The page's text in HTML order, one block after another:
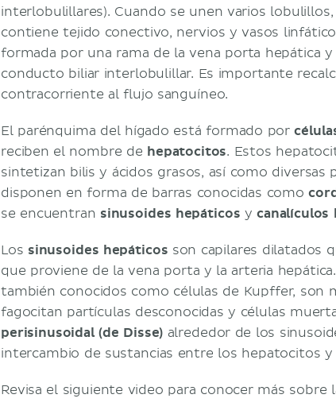
interlobulillares). Cuando se unen varios
contiene tejido conectivo, nervios y vasos
formada por una rama de la vena porta hepática
conducto biliar interlobulillar. Es importante
contracorriente al flujo sanguíneo.
El parénquima del hígado está formado por
reciben el nombre de hepatocitos. Estos
sintetizan bilis y ácidos grasos, así como diversas
disponen en forma de barras conocidas como
se encuentran sinusoides hepáticos y canalículos
Los sinusoides hepáticos son capilares dilatados
que proviene de la vena porta y la arteria
también conocidos como células de Kupffer, son
fagocitan partículas desconocidas y células
perisinusoidal (de Disse) alrededor de los
intercambio de sustancias entre los hepatocitos y
Revisa el siguiente video para conocer más sobre